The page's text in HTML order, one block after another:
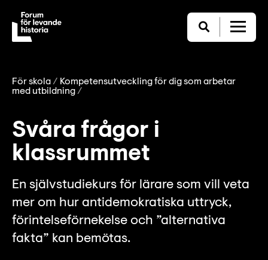
För skola
Kompetensutveckling för dig som arbetar
med utbildning
Svåra frågor i
klassrummet
En självstudiekurs för lärare som vill veta
mer om hur antidemokratiska uttryck,
förintelseförnekelse och ”alternativa
fakta” kan bemötas.